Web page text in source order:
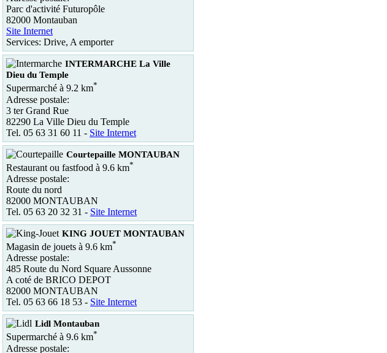
Parc d'activité Futuropôle
82000 Montauban
Site Internet
Services: Drive, A emporter
INTERMARCHE La Ville
Dieu du Temple
Supermarché à 9.2 km*
Adresse postale:
3 ter Grand Rue
82290 La Ville Dieu du Temple
Tel. 05 63 31 60 11 - Site Internet
Courtepaille MONTAUBAN
Restaurant ou fastfood à 9.6 km*
Adresse postale:
Route du nord
82000 MONTAUBAN
Tel. 05 63 20 32 31 - Site Internet
KING JOUET MONTAUBAN
Magasin de jouets à 9.6 km*
Adresse postale:
485 Route du Nord Square Aussonne
A coté de BRICO DEPOT
82000 MONTAUBAN
Tel. 05 63 66 18 53 - Site Internet
Lidl Montauban
Supermarché à 9.6 km*
Adresse postale: